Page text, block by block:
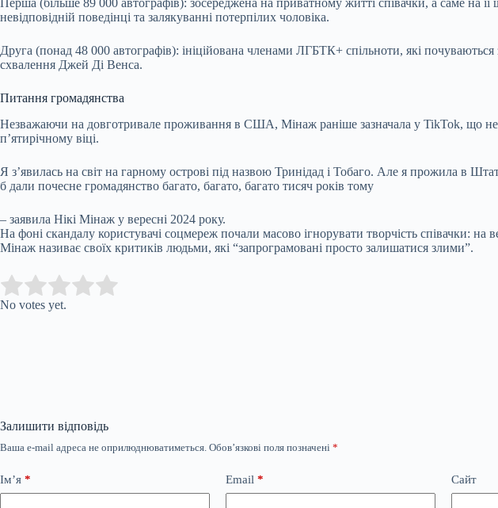
Перша (більше 89 000 автографів): зосереджена на приватному житті співачки, а саме на
невідповідній поведінці та залякуванні потерпілих чоловіка.
Друга (понад 48 000 автографів): ініційована членами ЛГБТК+ спільноти, які
схвалення Джей Ді Венса.
Питання громадянства
Незважаючи на довготривале проживання в США, Мінаж раніше зазначала у TikTok, що не
п’ятирічному віці.
Я з’явилась на світ на гарному острові під назвою Тринідад і Тобаго. Але я прожила в
б дали почесне громадянство багато, багато, багато тисяч років тому
– заявила Нікі Мінаж у вересні 2024 року.
На фоні скандалу користувачі соцмереж почали масово ігнорувати творчість співачки: на
Мінаж називає своїх критиків людьми, які “запрограмовані просто залишатися злими”.
Rate this item:
No votes yet.
Залишити відповідь
Ваша e-mail адреса не оприлюднюватиметься. Обов’язкові поля позначені *
Ім’я * Email * Сайт